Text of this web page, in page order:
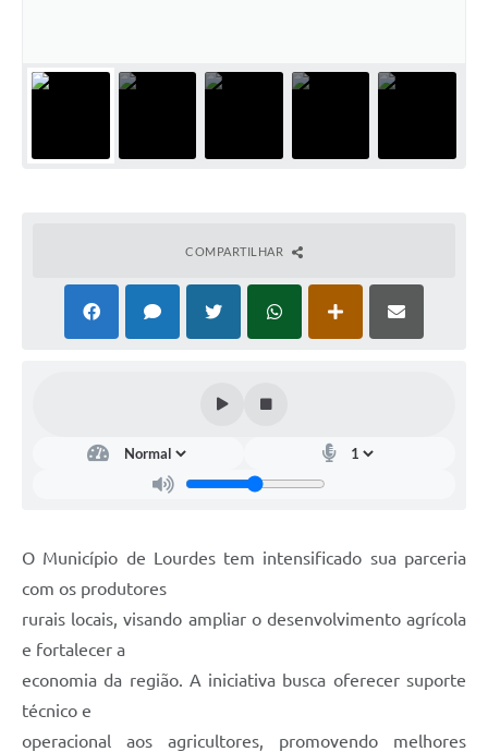
PPA
Transparência
Arquivos para Download
Junta Militar
PPA
Nota Fiscal Eletrônica
COMPARTILHAR
O Município de Lourdes tem intensificado sua parceria
com os produtores
rurais locais, visando ampliar o desenvolvimento agrícola
e fortalecer a
economia da região. A iniciativa busca oferecer suporte
técnico e
operacional aos agricultores, promovendo melhores